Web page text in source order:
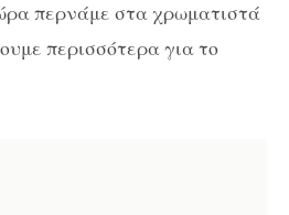
περνάμε στα χρωματιστά
περισσότερα για το